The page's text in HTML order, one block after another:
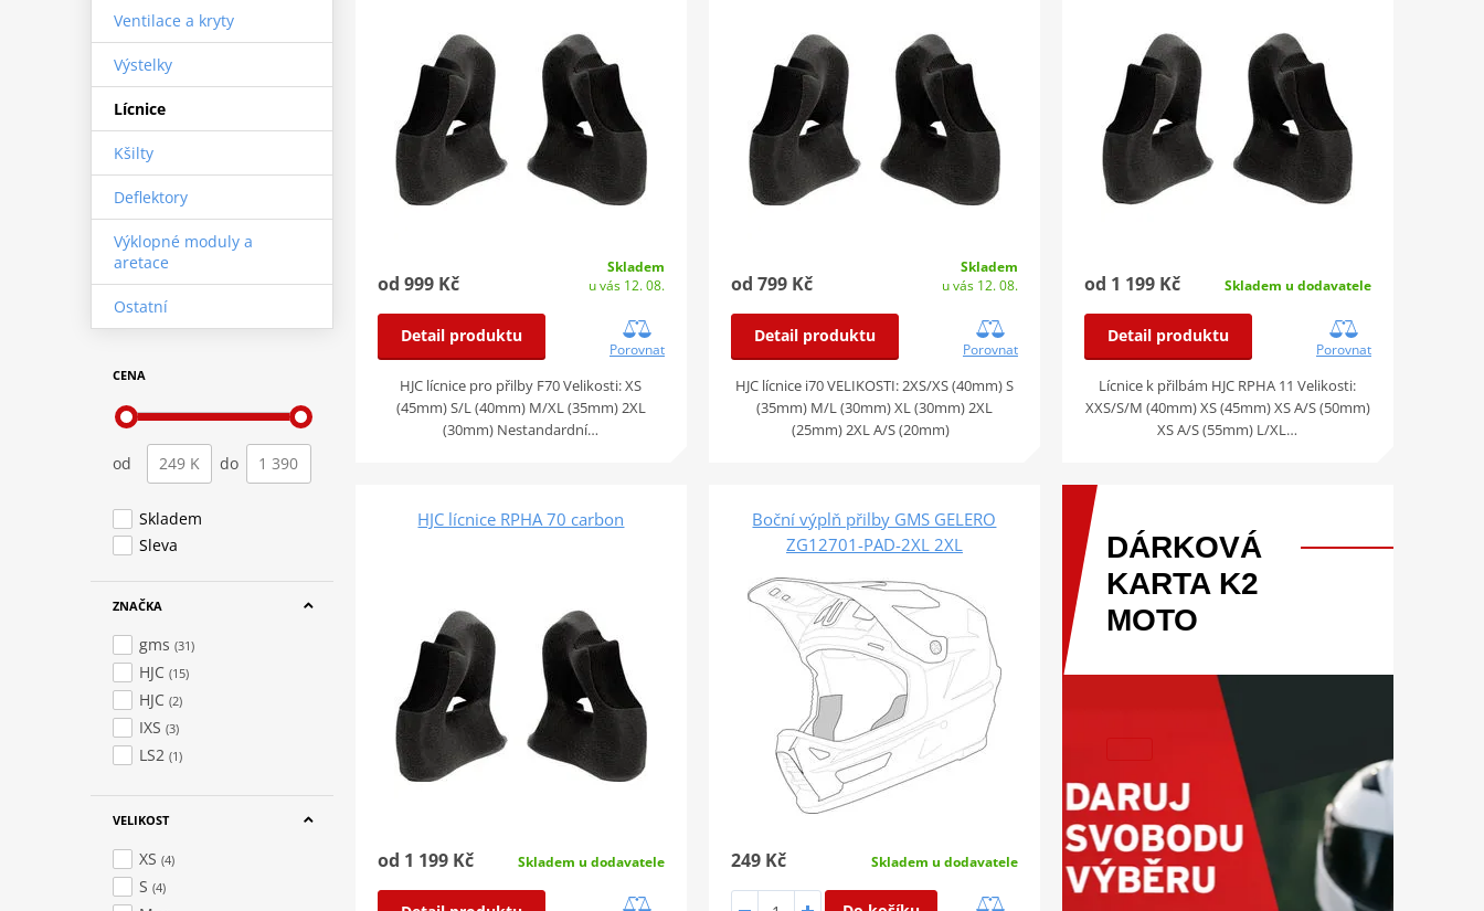
Ventilace a kryty
Výstelky
Lícnice
Kšilty
Deflektory
Výklopné moduly a
aretace
Ostatní
CENA
od do
Skladem
Sleva
ZNAČKA
gms (31)
HJC (15)
HJC (2)
IXS (3)
LS2 (1)
VELIKOST
XS (4)
S (4)
od 999 Kč
Skladem
u vás 12. 08.
Detail produktu
Porovnat
HJC lícnice pro přilby F70 Velikosti: XS
(45mm) S/L (40mm) M/XL (35mm) 2XL
(30mm) Nestandardní…
od 799 Kč
Skladem
u vás 12. 08.
Detail produktu
Porovnat
HJC lícnice i70 VELIKOSTI: 2XS/XS (40mm) S
(35mm) M/L (30mm) XL (30mm) 2XL
(25mm) 2XL A/S (20mm)
od 1 199 Kč Skladem u dodavatele
Detail produktu
Porovnat
Lícnice k přilbám HJC RPHA 11 Velikosti:
XXS/S/M (40mm) XS (45mm) XS A/S (50mm)
XS A/S (55mm) L/XL…
HJC lícnice RPHA 70 carbon
od 1 199 Kč Skladem u dodavatele
Boční výplň přilby GMS GELERO
ZG12701-PAD-2XL 2XL
249 Kč Skladem u dodavatele
DÁRKOVÁ
KARTA K2
MOTO